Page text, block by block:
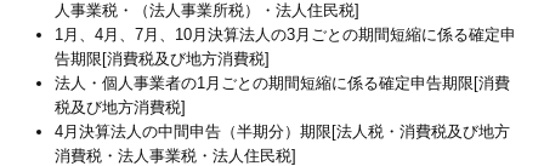
人事業税・（法人事業所税）・法人住民税]
1月、4月、7月、10月決算法人の3月ごとの期間短縮に係る確定申
告期限[消費税及び地方消費税]
法人・個人事業者の1月ごとの期間短縮に係る確定申告期限[消費
税及び地方消費税]
4月決算法人の中間申告（半期分）期限[法人税・消費税及び地方
消費税・法人事業税・法人住民税]